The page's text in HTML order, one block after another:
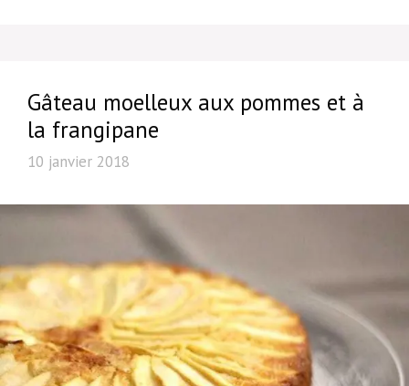
Gâteau moelleux aux pommes et à
la frangipane
10 janvier 2018